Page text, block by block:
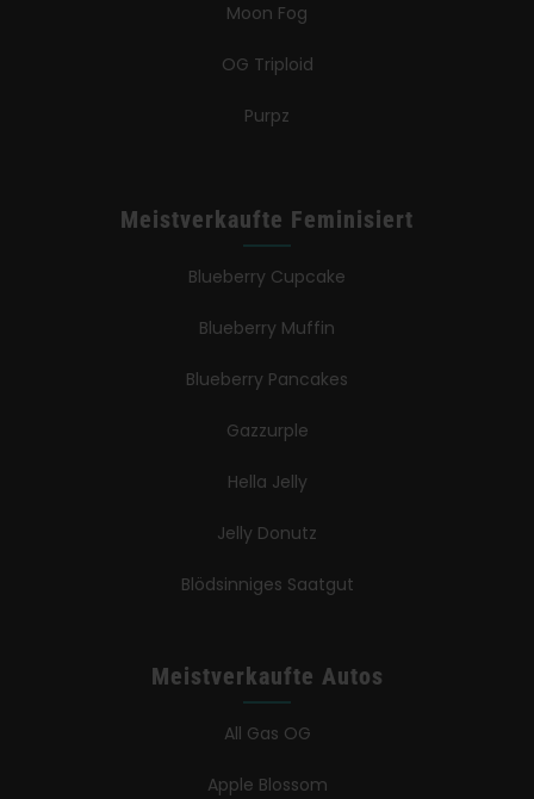
Moon Fog
OG Triploid
Purpz
Meistverkaufte Feminisiert
Blueberry Cupcake
Blueberry Muffin
Blueberry Pancakes
Gazzurple
Hella Jelly
Jelly Donutz
Blödsinniges Saatgut
Meistverkaufte Autos
All Gas OG
Apple Blossom